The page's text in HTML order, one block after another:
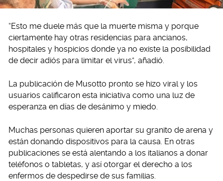
“Esto me duele más que la muerte misma y porque
ciertamente hay otras residencias para ancianos,
hospitales y hospicios donde ya no existe la posibilidad
de decir adiós para limitar el virus”, añadió.
La publicación de Musotto pronto se hizo viral y los
usuarios calificaron esta iniciativa como una luz de
esperanza en días de desánimo y miedo.
Muchas personas quieren aportar su granito de arena y
están donando dispositivos para la causa. En otras
publicaciones se está alentando a los italianos a donar
teléfonos o tabletas, y así otorgar el derecho a los
enfermos de despedirse de sus familias.